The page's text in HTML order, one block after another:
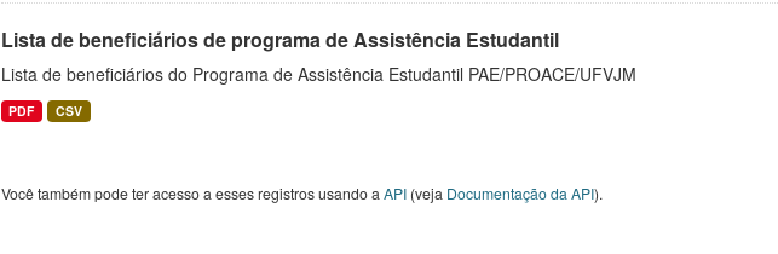
Lista de beneficiários de programa de Assistência Estudantil
Lista de beneficiários do Programa de Assistência Estudantil PAE/PROACE/UFVJM
PDF CSV
Você também pode ter acesso a esses registros usando a API(veja Documentação da API).